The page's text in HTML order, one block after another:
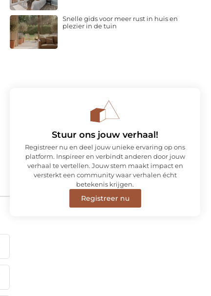
Snelle gids voor meer rust in huis en
plezier in de tuin
Stuur ons jouw verhaal!
Registreer nu en deel jouw unieke ervaring op ons
platform. Inspireer en verbindt anderen door jouw
verhaal te vertellen. Jouw stem maakt impact en
versterkt een community waar verhalen écht
betekenis krijgen.
Registreer nu